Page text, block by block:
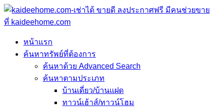
หน้าแรก
ค้นหาทรัพย์ที่ต้องการ
ค้นหาด้วย Advanced Search
ค้นหาตามประเภท
บ้านเดี่ยว/บ้านแฝด
ทาวน์เฮ้าส์/ทาวน์โฮม